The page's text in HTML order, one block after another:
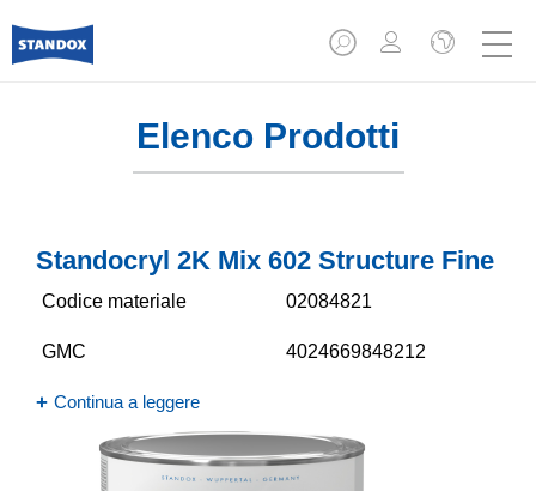
Elenco Prodotti
Standocryl 2K Mix 602 Structure Fine
Codice materiale 02084821
GMC 4024669848212
Continua a leggere